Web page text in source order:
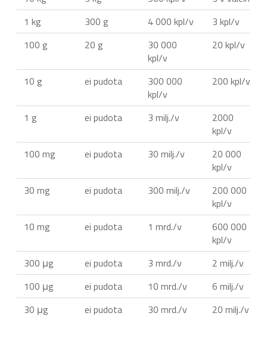
1 kg
300 g 4 000 kpl/v
3 kpl/v
100 g
20 g
30 000
kpl/v
20 kpl/v
10 g ei pudota
300 000
kpl/v
200 kpl/v
1 g ei pudota 3 milj./v
2000
kpl/v
100 mg
ei pudota 30 milj./v
20 000
kpl/v
30 mg
ei pudota 300 milj./v
200 000
kpl/v
10 mg
ei pudota 1 mrd./v
600 000
kpl/v
300 μg
ei pudota 3 mrd./v
2 milj./v
100 μg
ei pudota 10 mrd./v
6 milj./v
30 μg
ei pudota 30 mrd./v 20 milj./v